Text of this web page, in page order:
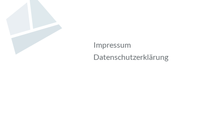
Impressum
Datenschutzerklärung